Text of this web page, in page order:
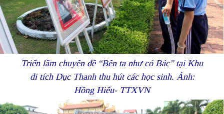
Triển lãm chuyên đề “Bên ta như có Bác” tại Khu
di tích Dục Thanh thu hút các học sinh. Ảnh:
Hồng Hiếu- TTXVN